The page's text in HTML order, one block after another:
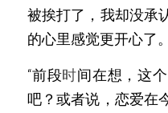
被挨打了，我却没承
的心里感觉更开心了
“前段时间在想，这
吧？或者说，恋爱在